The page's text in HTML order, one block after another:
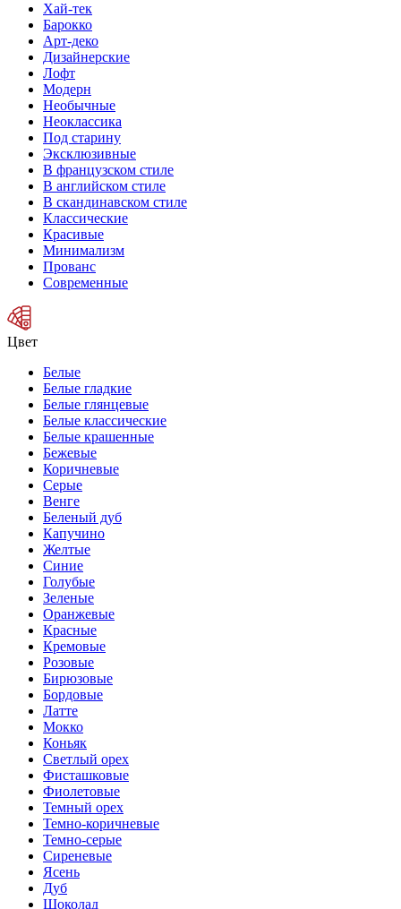
Хай-тек
Барокко
Арт-деко
Дизайнерские
Лофт
Модерн
Необычные
Неоклассика
Под старину
Эксклюзивные
В французском стиле
В английском стиле
В скандинавском стиле
Классические
Красивые
Минимализм
Прованс
Современные
Цвет
Белые
Белые гладкие
Белые глянцевые
Белые классические
Белые крашенные
Бежевые
Коричневые
Серые
Венге
Беленый дуб
Капучино
Желтые
Синие
Голубые
Зеленые
Оранжевые
Красные
Кремовые
Розовые
Бирюзовые
Бордовые
Латте
Мокко
Коньяк
Светлый орех
Фисташковые
Фиолетовые
Темный орех
Темно-коричневые
Темно-серые
Сиреневые
Ясень
Дуб
Шоколад